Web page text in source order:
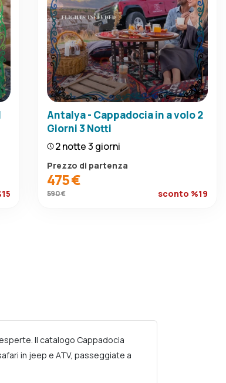
Antalya - Cappadocia in a volo 2
Giorni 3 Notti
2 notte 3 giorni
Prezzo di partenza
475 €
590 € sconto %19
Il catalogo Cappadocia
in jeep e ATV, passeggiate a